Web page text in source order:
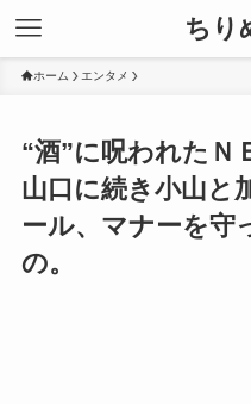
ちり
ホーム エンタメ
“酒”に呪われた
山口に続き小山
ール、マナーを守
の。